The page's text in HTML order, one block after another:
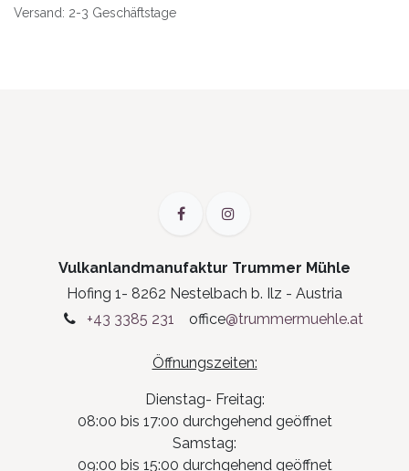
Versand: 2-3 Geschäftstage
Vulkanlandmanufaktur Trummer Mühle
Hofing 1- 8262 Nestelbach b. Ilz - Austria
+43 3385 231
office@trummermuehle.at
Öffnungszeiten:
Dienstag- Freitag:
08:00 bis 17:00 durchgehend geöffnet
Samstag:
09:00 bis 15:00 durchgehend geöffnet